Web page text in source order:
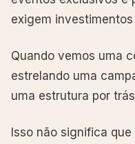
exigem
Quando vemos uma
estrelando uma
uma estrutura por
Isso não significa